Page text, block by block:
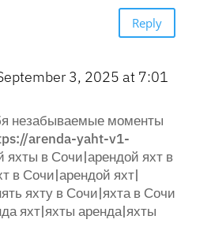
Reply
3, 2025 at 7:01
незабываемые моменты
arenda-yaht-v1-
в Сочи|арендой яхт в
в Сочи|арендой яхт|
яхту в Сочи|яхта в Сочи
яхт|яхты аренда|яхты